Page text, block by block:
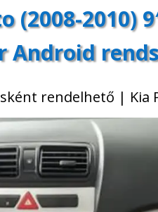
(2008-2010)
Android
rendelhető | Kia